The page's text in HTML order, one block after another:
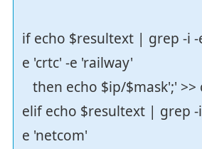
if echo $resultext | grep -i -
e 'crtc' -e 'railway'
then echo $ip/$mask';'
elif echo $resultext | grep -
e 'netcom'